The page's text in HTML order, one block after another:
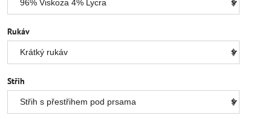
Rukáv
Střih